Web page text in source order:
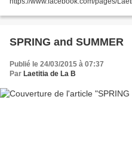
SPRING and SUMMER
Publié le 24/03/2015 à 07:37
Par Laetitia de La B